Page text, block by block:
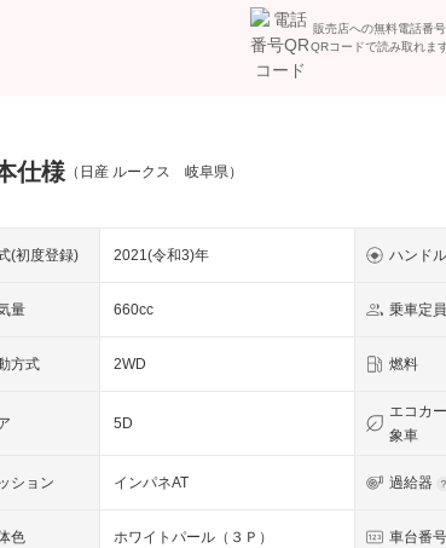
販売店への無料電話番
QRコードで読み取れます
仕様 （日産 ルークス 岐阜県）
(初度登録) 2021(令和3)年 ハンドル
量 660cc 乗車定員
方式 2WD 燃料
5D
エコカ
象車
ション インパネAT 過給器
色 ホワイトパール（３Ｐ） 車台番